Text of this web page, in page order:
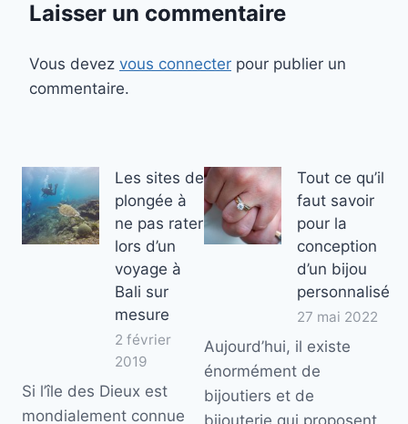
Laisser un commentaire
Vous devez vous connecter pour publier un
commentaire.
Les sites de
plongée à
ne pas rater
lors d’un
voyage à
Bali sur
mesure
2 février
2019
Si l’île des Dieux est
mondialement connue
Tout ce qu’il
faut savoir
pour la
conception
d’un bijou
personnalisé
27 mai 2022
Aujourd’hui, il existe
énormément de
bijoutiers et de
bijouterie qui proposent